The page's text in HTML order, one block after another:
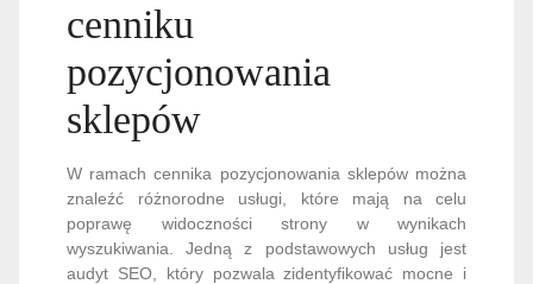
cenniku
pozycjonowania
sklepów
W ramach cennika pozycjonowania sklepów można
znaleźć różnorodne usługi, które mają na celu
poprawę widoczności strony w wynikach
wyszukiwania. Jedną z podstawowych usług jest
audyt SEO, który pozwala zidentyfikować mocne i